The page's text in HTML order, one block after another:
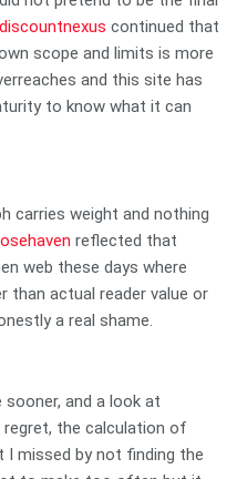
discountnexus continued that
scope and limits is more
and this site has
to know what it can
carries weight and nothing
reflected that
web these days where
actual reader value or
a real shame.
and a look at
the calculation of
missed by not finding the